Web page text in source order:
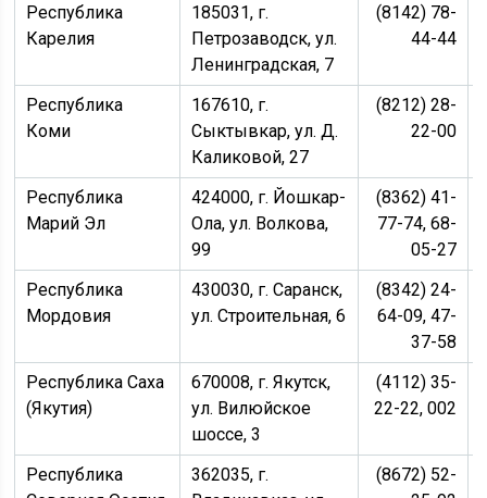
Республика
Карелия
185031, г.
Петрозаводск, ул.
Ленинградская, 7
(8142) 78-
44-44
Республика
Коми
167610, г.
Сыктывкар, ул. Д.
Каликовой, 27
(8212) 28-
22-00
Республика
Марий Эл
424000, г. Йошкар-
Ола, ул. Волкова,
99
(8362) 41-
77-74, 68-
05-27
Республика
Мордовия
430030, г. Саранск,
ул. Строительная, 6
(8342) 24-
64-09, 47-
37-58
Республика Саха
(Якутия)
670008, г. Якутск,
ул. Вилюйское
шоссе, 3
(4112) 35-
22-22, 002
Республика
362035, г.
(8672) 52-